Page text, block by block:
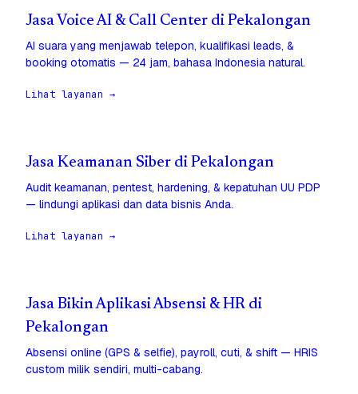
Jasa Voice AI & Call Center di Pekalongan
AI suara yang menjawab telepon, kualifikasi leads, &
booking otomatis — 24 jam, bahasa Indonesia natural.
Lihat layanan →
Jasa Keamanan Siber di Pekalongan
Audit keamanan, pentest, hardening, & kepatuhan UU PDP
— lindungi aplikasi dan data bisnis Anda.
Lihat layanan →
Jasa Bikin Aplikasi Absensi & HR di
Pekalongan
Absensi online (GPS & selfie), payroll, cuti, & shift — HRIS
custom milik sendiri, multi-cabang.